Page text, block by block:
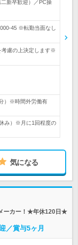
新卒歓迎）／PC操
45 ※転勤当面なし
考慮の上決定します※
）※時間外労働有
み）※月に1回程度の
気になる
ーカー！★年休120日★
／賞与5ヶ月